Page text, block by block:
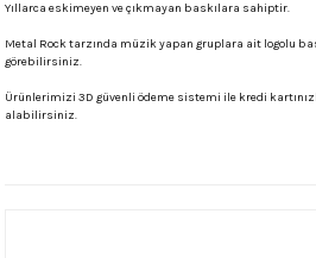
Yıllarca eskimeyen ve çıkmayan baskılara sahiptir.
Metal Rock tarzında müzik yapan gruplara ait logolu
görebilirsiniz.
Ürünlerimizi 3D güvenli ödeme sistemi ile kredi
alabilirsiniz.